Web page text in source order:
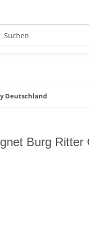
Deutschland
Burg Ritter